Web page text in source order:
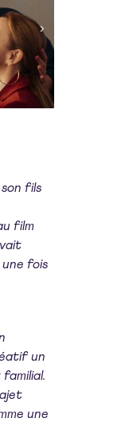
fils
film
une fois
un
une